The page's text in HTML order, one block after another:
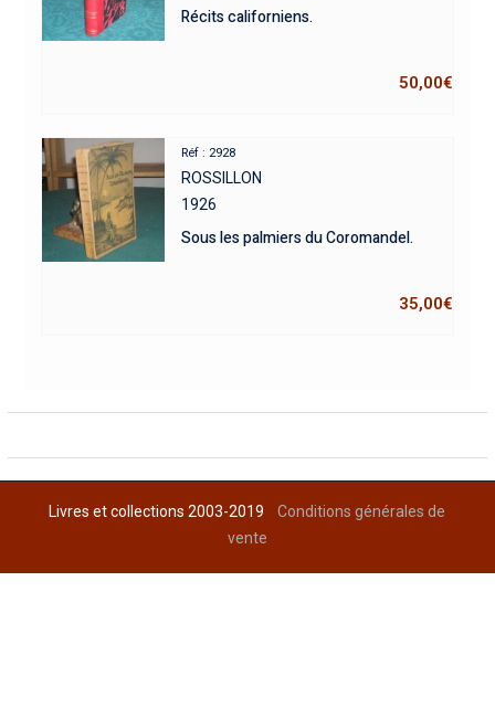
Récits californiens.
50,00€
Réf : 2928
ROSSILLON
1926
Sous les palmiers du Coromandel.
35,00€
Livres et collections 2003-2019Conditions générales de
vente